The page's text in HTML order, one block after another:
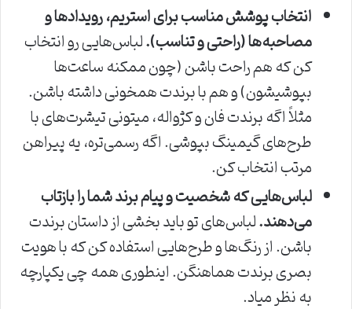
انتخاب پوشش مناسب برای استریم، رویدادها و
مصاحبه‌ها (راحتی و تناسب).لباس‌هایی رو انتخاب
کن که هم راحت باشن (چون ممکنه ساعت‌ها
بپوشیشون) و هم با برندت همخونی داشته باشن.
مثلاً اگه برندت فان و کژواله، میتونی تیشرت‌های با
طرح‌های گیمینگ بپوشی. اگه رسمی‌تره، یه پیراهن
مرتب انتخاب کن.
لباس‌هایی که شخصیت و پیام برند شما را بازتاب
می‌دهند.لباس‌های تو باید بخشی از داستان برندت
باشن. از رنگ‌ها و طرح‌هایی استفاده کن که با هویت
بصری برندت هماهنگن. اینطوری همه چی یکپارچه
به نظر میاد.